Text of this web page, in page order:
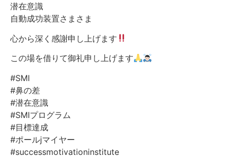
潜在意識
自動成功装置さまさま
心から深く感謝申し上げます
この場を借りて御礼申し上げます
#SMI
#鼻の差
#潜在意識
#SMIプログラム
#目標達成
#ポールjマイヤー
#successmotivationinstitute